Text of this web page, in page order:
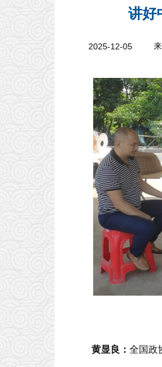
讲好
2025-12-05
黄显良： 全国政